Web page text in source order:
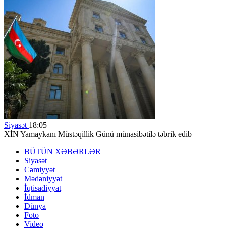
Siyasət 18:05
XİN Yamaykanı Müstəqillik Günü münasibətilə təbrik edib
BÜTÜN XƏBƏRLƏR
Siyasət
Cəmiyyət
Mədəniyyət
İqtisadiyyat
İdman
Dünya
Foto
Video